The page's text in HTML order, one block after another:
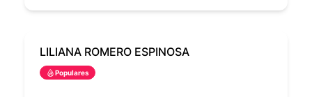
LILIANA ROMERO ESPINOSA
Populares